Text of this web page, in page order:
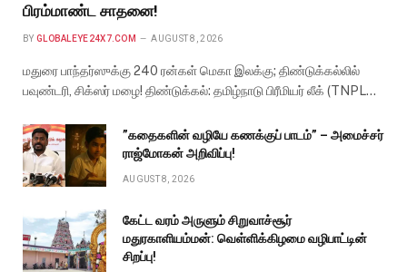
பிரம்மாண்ட சாதனை!
BY GLOBALEYE24X7.COM AUGUST 8, 2026
மதுரை பாந்தர்ஸுக்கு 240 ரன்கள் மெகா இலக்கு; திண்டுக்கல்லில்
பவுண்டரி, சிக்ஸர் மழை! திண்டுக்கல்: தமிழ்நாடு பிரீமியர் லீக் (TNPL…
”கதைகளின் வழியே கணக்குப் பாடம்” – அமைச்சர்
ராஜ்மோகன் அறிவிப்பு!
AUGUST 8, 2026
கேட்ட வரம் அருளும் சிறுவாச்சூர்
மதுரகாளியம்மன்: வெள்ளிக்கிழமை வழிபாட்டின்
சிறப்பு!